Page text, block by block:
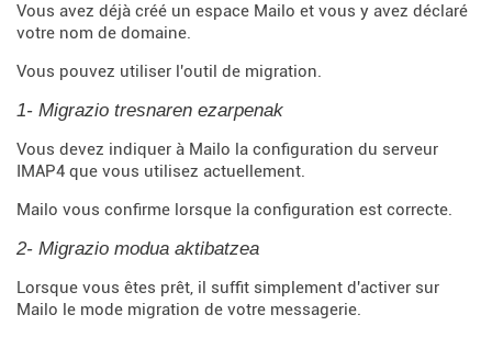
Vous avez déjà créé un espace Mailo et vous y avez déclaré
votre nom de domaine.
Vous pouvez utiliser l'outil de migration.
1- Migrazio tresnaren ezarpenak
Vous devez indiquer à Mailo la configuration du serveur
IMAP4 que vous utilisez actuellement.
Mailo vous confirme lorsque la configuration est correcte.
2- Migrazio modua aktibatzea
Lorsque vous êtes prêt, il suffit simplement d'activer sur
Mailo le mode migration de votre messagerie.